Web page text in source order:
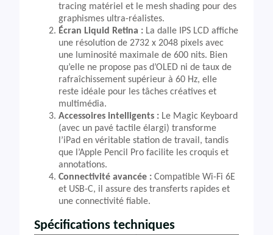
tracing matériel et le mesh shading pour des
graphismes ultra-réalistes.
Écran Liquid Retina : La dalle IPS LCD affiche
une résolution de 2732 x 2048 pixels avec
une luminosité maximale de 600 nits. Bien
qu’elle ne propose pas d’OLED ni de taux de
rafraîchissement supérieur à 60 Hz, elle
reste idéale pour les tâches créatives et
multimédia.
Accessoires intelligents : Le Magic Keyboard
(avec un pavé tactile élargi) transforme
l’iPad en véritable station de travail, tandis
que l’Apple Pencil Pro facilite les croquis et
annotations.
Connectivité avancée : Compatible Wi-Fi 6E
et USB-C, il assure des transferts rapides et
une connectivité fiable.
Spécifications techniques